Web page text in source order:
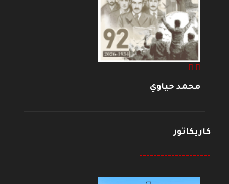
محمد حياوي
كاريكاتور
--------------------